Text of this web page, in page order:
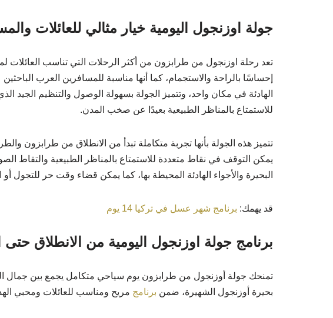
جولة اوزنجول اليومية خيار مثالي للعائلات
تعد رحلة اوزنجول من طرابزون من أكثر الرحلات التي تناسب العائلات
إحساسًا بالراحة والاستجمام، كما أنها مناسبة للمسافرين العرب
الهادئة في مكان واحد، وتتميز الجولة بسهولة الوصول والتنظيم الجيد
للاستمتاع بالمناظر الطبيعية بعيدًا عن صخب المدن.
تتميز هذه الجولة بأنها تجربة متكاملة تبدأ من الانطلاق من طرابزون
يمكن التوقف في نقاط متعددة للاستمتاع بالمناظر الطبيعية والتقاط
البحيرة والأجواء الهادئة المحيطة بها، كما يمكن قضاء وقت حر للتجول
قد يهمك: برنامج شهر عسل في تركيا 14 يوم
برنامج جولة اوزنجول اليومية من الانطلاق حتى
تمنحك جولة أوزنجول من طرابزون يوم سياحي متكامل يجمع بين جمال
بحيرة أوزنجول الشهيرة، ضمن برنامج مريح ومناسب للعائلات ومحبي